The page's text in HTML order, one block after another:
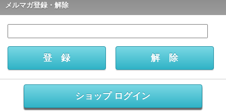
メルマガ登録・解除
ショップ ログイン